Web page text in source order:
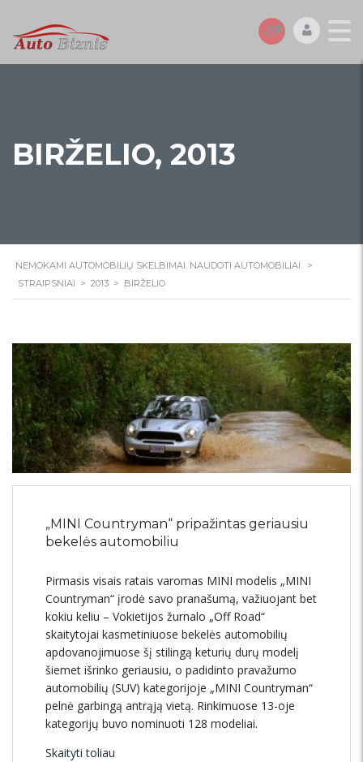
BIRŽELIO, 2013
NEMOKAMI AUTOMOBILIŲ SKELBIMAI. NAUDOTI AUTOMOBILIAI. >
STRAIPSNIAI > 2013 > BIRŽELIO
„MINI Countryman“ pripažintas geriausiu
bekelės automobiliu
Pirmasis visais ratais varomas MINI modelis „MINI
Countryman“ įrodė savo pranašumą, važiuojant bet
kokiu keliu – Vokietijos žurnalo „Off Road“
skaitytojai kasmetiniuose bekelės automobilių
apdovanojimuose šį stilingą keturių durų modelį
šiemet išrinko geriausiu, o padidinto pravažumo
automobilių (SUV) kategorijoje „MINI Countryman“
pelnė garbingą antrąją vietą. Rinkimuose 13-oje
kategorijų buvo nominuoti 128 modeliai.
Skaityti toliau